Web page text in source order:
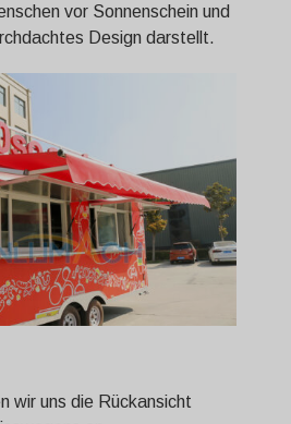
vor Sonnenschein und
Design darstellt.
wir uns die Rückansicht